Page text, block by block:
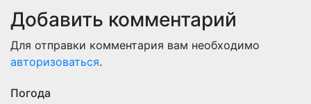
Добавить комментарий
Для отправки комментария вам необходимо
авторизоваться.
Погода